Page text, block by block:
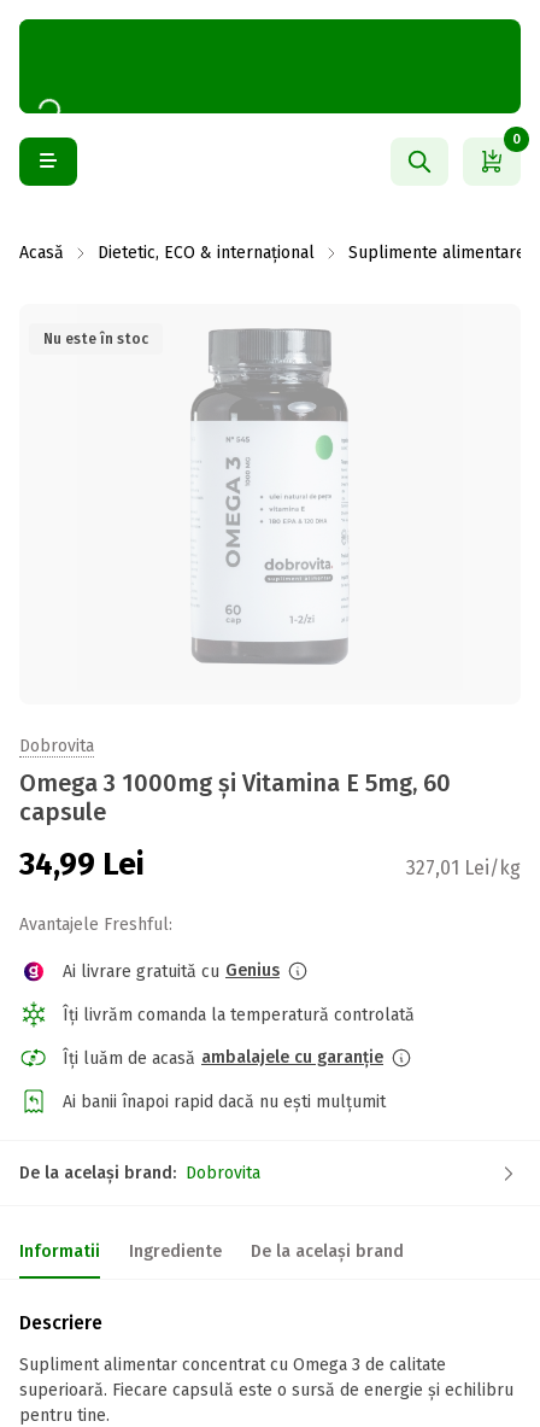
0
Acasă Dietetic, ECO & internațional Suplimente alimentare
Nu este în stoc
Dobrovita
Omega 3 1000mg și Vitamina E 5mg, 60
capsule
34,99 Lei 327,01 Lei/kg
Avantajele Freshful:
Ai livrare gratuită cu Genius
Îți livrăm comanda la temperatură controlată
Îți luăm de acasă ambalajele cu garanție
Ai banii înapoi rapid dacă nu ești mulțumit
De la același brand: Dobrovita
Informatii Ingrediente De la același brand
Descriere
Supliment alimentar concentrat cu Omega 3 de calitate
superioară. Fiecare capsulă este o sursă de energie și echilibru
pentru tine.